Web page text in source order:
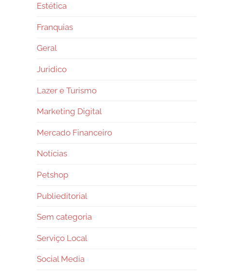
Estética
Franquias
Geral
Juridico
Lazer e Turismo
Marketing Digital
Mercado Financeiro
Notícias
Petshop
Publieditorial
Sem categoria
Serviço Local
Social Media